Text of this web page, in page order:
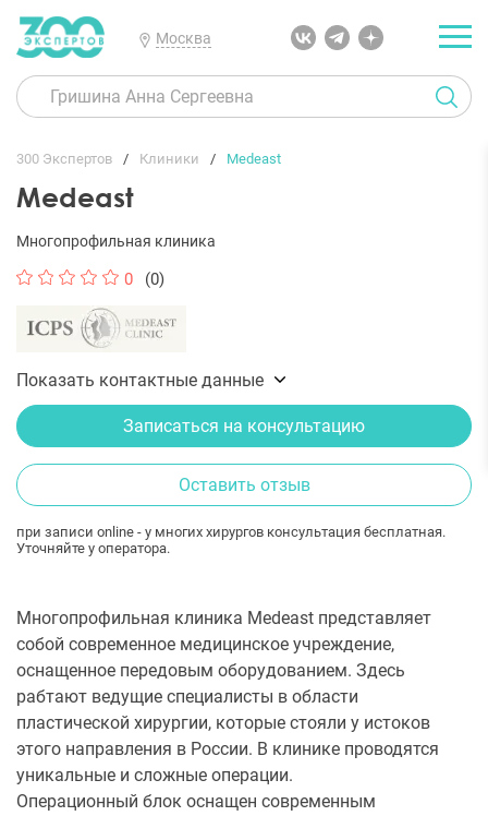
Москва
300 Экспертов Клиники Medeast
Medeast
Многопрофильная клиника
0 (0)
Показать контактные данные
Записаться на консультацию
Оставить отзыв
при записи online - у многих хирургов консультация бесплатная.
Уточняйте у оператора.
Многопрофильная клиника Medeast представляет
собой современное медицинское учреждение,
оснащенное передовым оборудованием. Здесь
рабтают ведущие специалисты в области
пластической хирургии, которые стояли у истоков
этого направления в России. В клинике проводятся
уникальные и сложные операции.
Операционный блок оснащен современным